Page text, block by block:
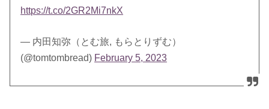
https://t.co/2GR2Mi7nkX
— 内田知弥（とむ旅, もらとりずむ）
(@tomtombread) February 5, 2023